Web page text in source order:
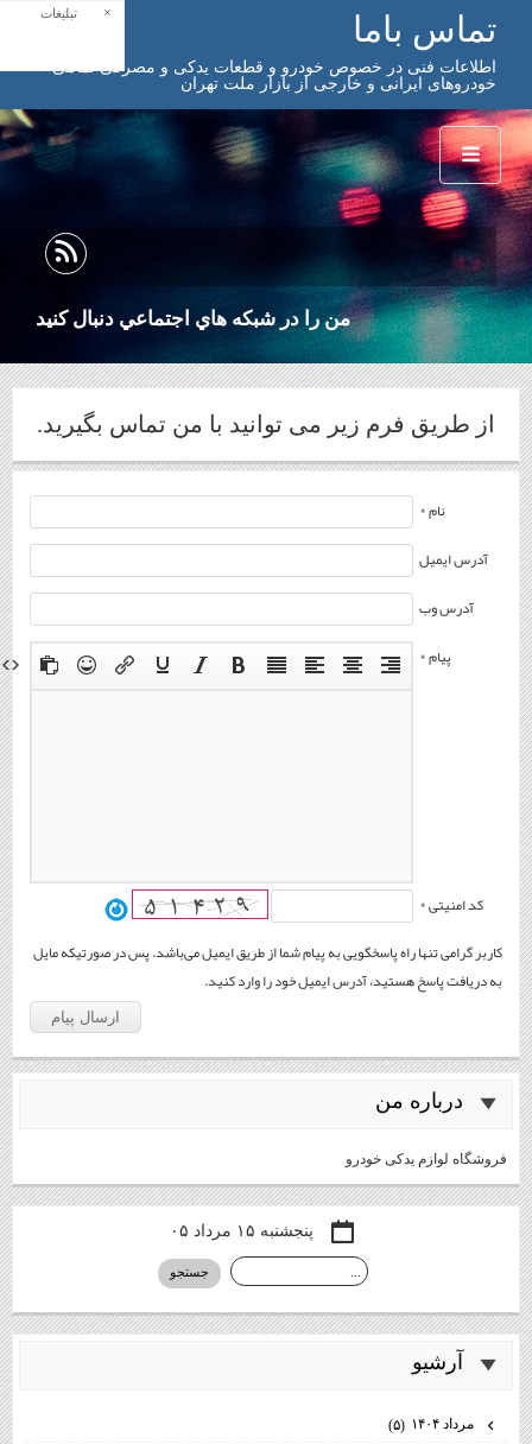
تماس باما
اطلاعات فنی در خصوص خودرو و قطعات یدکی و مصرفی تمامی
خودروهای ایرانی و خارجی از بازار ملت تهران
من را در شبكه هاي اجتماعي دنبال كنيد
از طریق فرم زیر می توانید با من تماس بگیرید.
نام *
آدرس ایمیل
آدرس وب
پیام *
کد امنیتی *
کاربر گرامی تنها راه پاسخگویی به پیام شما از طریق ایمیل می‌باشد. پس در صورتیکه مایل
به دریافت پاسخ هستید، آدرس ایمیل خود را وارد کنید.
درباره من
فروشگاه لوازم یدکی خودرو
پنجشنبه ۱۵ مرداد ۰۵
آرشيو
مرداد ۱۴۰۴
(۵)
تبلیغات